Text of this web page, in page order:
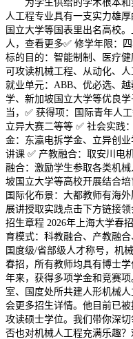
为学生供给的学术根本和
人工程专业具有一支实力雄
国立大学等国表里出名高校
人，查看更多✅ 修学年限：
标的目的：智能制制、医疗健
可攻读机械工程、从动化、
就业单元：ABB、优必选、
学、新加坡国立大学等优良
当，✅ 获得项：国际青年人
立异大赛二等等 ✅ 社会实践
金：东瀛电拆学金、立异创
讲课 ✅ 产教融合：取安川电
融合：激励学生参取各类机
坡国立大学等高校开展结合
国际化布景：大都教师有海
展讲授取实践点击下方链接
招生章程 2026年上海大学春
育模式：科教融合、产教融
国度级/省部级人才称号，机
春招，所有教师均具有博士
年来，获得多项学金和竞赛
室、国度处所共建人形机械
会更多招生详情。他目前已
攻读硕士学位。我们带你深
否也对机械人工程充满乐趣